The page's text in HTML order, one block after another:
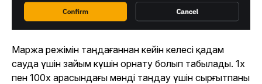
Маржа режімін таңдағаннан кейін келесі қадам
сауда үшін зайым күшін орнату болып табылады. 1x
пен 100x арасындағы мәнді таңдау үшін сырғытпаны